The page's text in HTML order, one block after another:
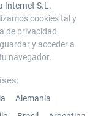
Internet S.L.
cookies tal y
de privacidad.
y acceder a
navegador.
Alemania